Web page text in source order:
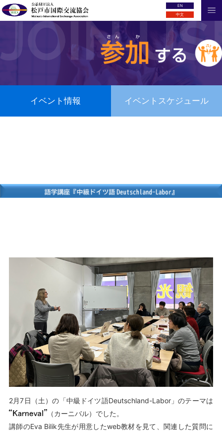
EN
中文
イベント情報 イベントスケジュール
2月7日（土）の「中級ドイツ語Deutschland-Labor」のテーマは
（カーニバル）でした。
講師のEva Bilik先生が用意したweb教材を見て、関連した質問に